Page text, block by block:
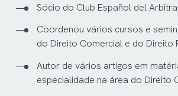
Sócio do Club Español del
Coordenou vários cursos e
do Direito Comercial e do Direito
Autor de vários artigos em
especialidade na área do Direito